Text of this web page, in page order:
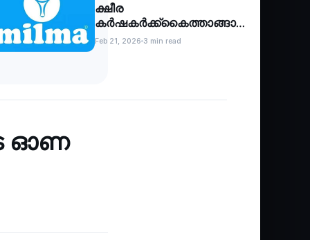
ക്ഷീര
കര്‍ഷകര്‍ക്ക്കൈത്താങ്ങായി
മലബാര്‍ മില്‍മയുടെ 49
Feb 21, 2026 3 min read
ഓണ